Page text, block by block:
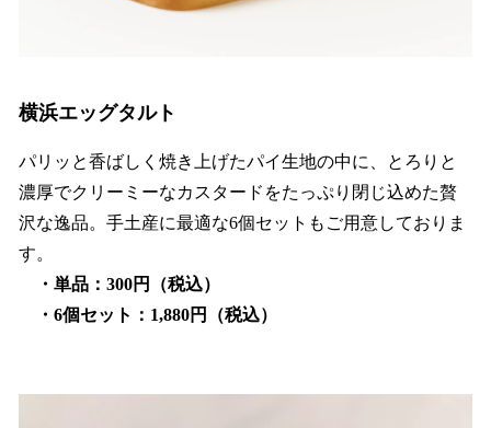
横浜エッグタルト
パリッと香ばしく焼き上げたパイ生地の中に、とろりと
濃厚でクリーミーなカスタードをたっぷり閉じ込めた贅
沢な逸品。手土産に最適な6個セットもご用意しておりま
す。
・単品：300円（税込）
・6個セット：1,880円（税込）